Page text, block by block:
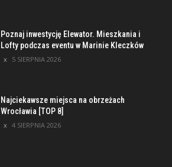
Poznaj inwestycję Elewator. Mieszkania i
Lofty podczas eventu w Marinie Kleczków
5 SIERPNIA 2026
Najciekawsze miejsca na obrzeżach
Wrocławia [TOP 8]
4 SIERPNIA 2026